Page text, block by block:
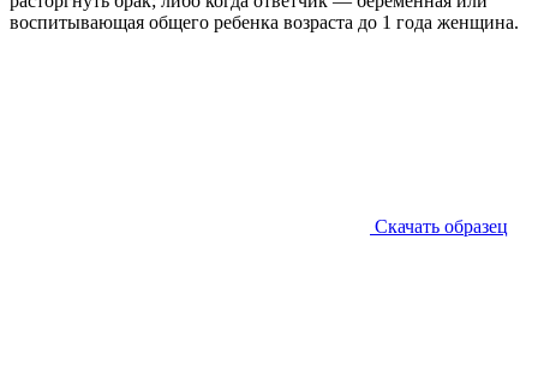
воспитывающая общего ребенка возраста до 1 года женщина.
Скачать образец